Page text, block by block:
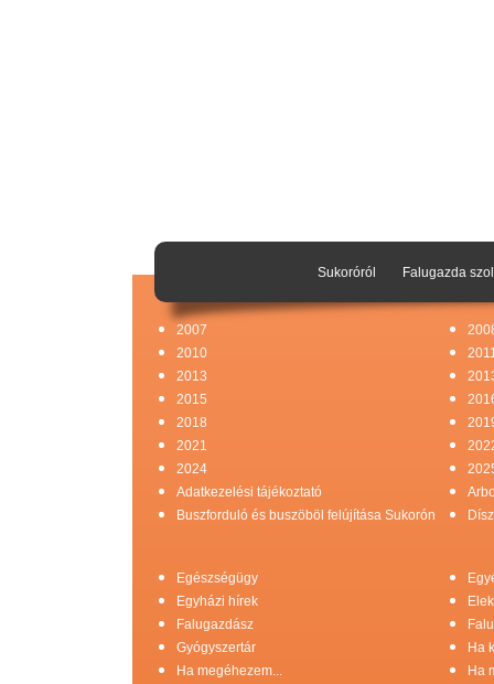
2007
2010
2013
2015
2018
2021
2024
Adatkezelési tájékoztató
Buszforduló és buszöböl felújítása Sukorón
Egészségügy
Egyházi hírek
Falugazdász
Gyógyszertár
Ha
Ha megéhezem...
Ha
Sukoróról Falugazda